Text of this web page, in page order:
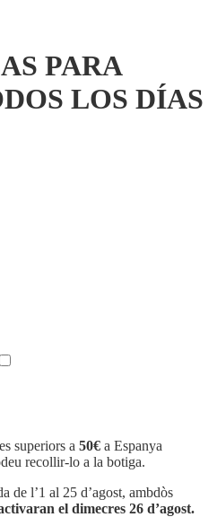
PARA
LOS DÍAS
superiors a 50€ a Espanya
recollir-lo a la botiga.
de l’1 al 25 d’agost, ambdòs
el dimecres 26 d’agost.